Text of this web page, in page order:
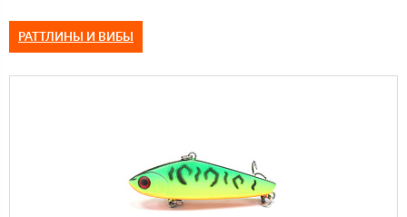
РАТТЛИНЫ И ВИБЫ